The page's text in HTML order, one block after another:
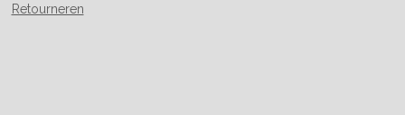
Retourneren